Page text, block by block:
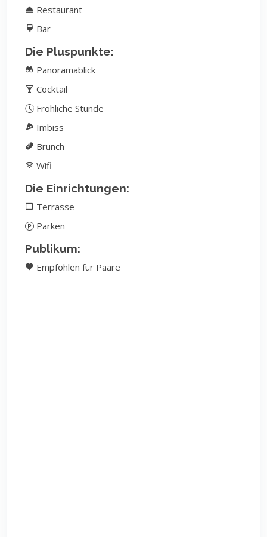
Restaurant
Bar
Die Pluspunkte:
Panoramablick
Cocktail
Fröhliche Stunde
Imbiss
Brunch
Wifi
Die Einrichtungen:
Terrasse
Parken
Publikum:
Empfohlen für Paare